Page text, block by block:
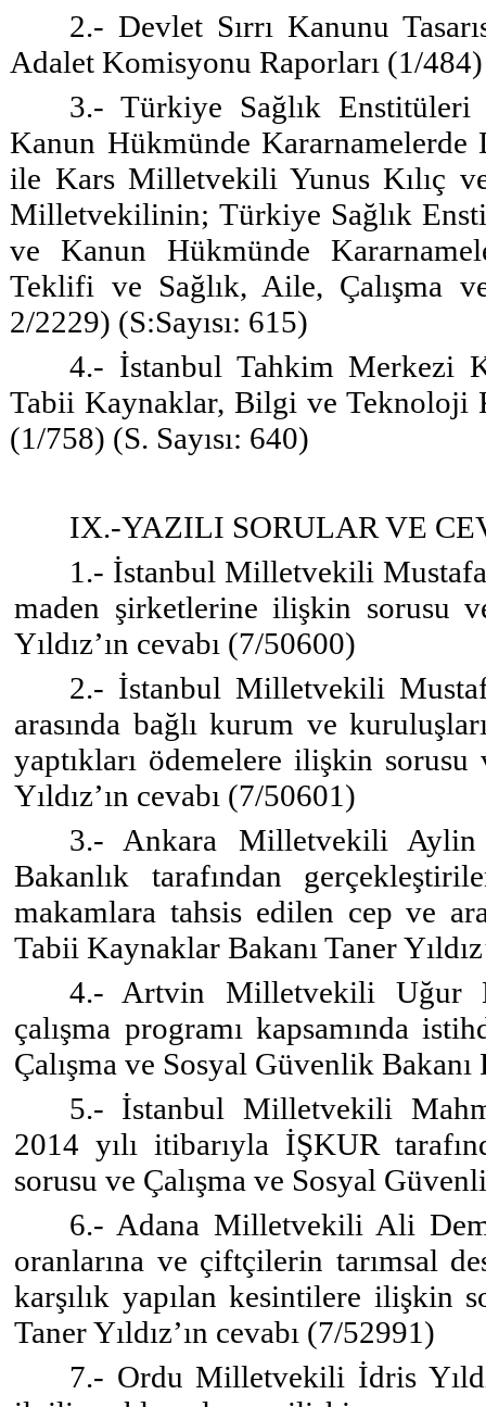
2.- Devlet Sırrı Kanunu
Adalet Komisyonu Raporları (1/484)
3.- Türkiye Sağlık Enstitüleri
Kanun Hükmünde Kararnamelerde
ile Kars Milletvekili Yunus Kılıç
Milletvekilinin; Türkiye Sağlık
ve Kanun Hükmünde
Teklifi ve Sağlık, Aile, Çalışma
2/2229) (S:Sayısı: 615)
4.- İstanbul Tahkim Merkezi
Tabii Kaynaklar, Bilgi ve Teknoloji
(1/758) (S. Sayısı: 640)
IX.-YAZILI SORULAR VE
1.- İstanbul Milletvekili
maden şirketlerine ilişkin sorusu
Yıldız’ın cevabı (7/50600)
2.- İstanbul Milletvekili
arasında bağlı kurum ve
yaptıkları ödemelere ilişkin
Yıldız’ın cevabı (7/50601)
3.- Ankara Milletvekili Aylin
Bakanlık tarafından
makamlara tahsis edilen cep ve
Tabii Kaynaklar Bakanı Taner
4.- Artvin Milletvekili Uğur
çalışma programı kapsamında
Çalışma ve Sosyal Güvenlik
5.- İstanbul Milletvekili
2014 yılı itibarıyla İŞKUR
sorusu ve Çalışma ve Sosyal
6.- Adana Milletvekili Ali
oranlarına ve çiftçilerin tarımsal
karşılık yapılan kesintilere ilişkin
Taner Yıldız’ın cevabı (7/52991)
7.- Ordu Milletvekili İdris